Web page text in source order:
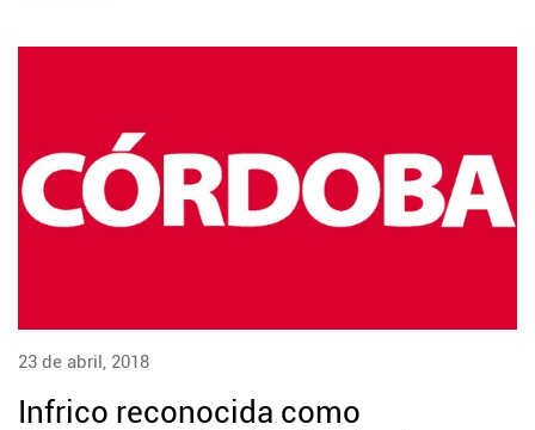
23 de abril, 2018
Infrico reconocida como